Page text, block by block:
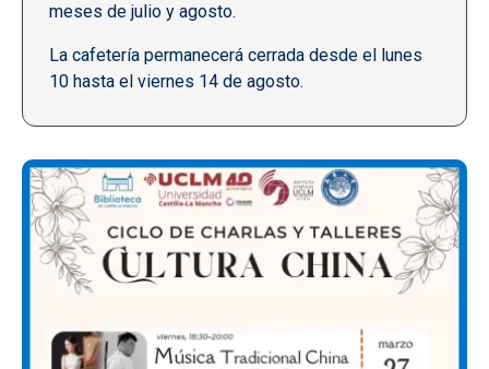
meses de julio y agosto.
La cafetería permanecerá cerrada desde el lunes
10 hasta el viernes 14 de agosto.